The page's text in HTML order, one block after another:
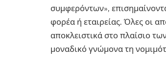
συμφερόντων»,
φορέα ή εταιρείας. Όλες οι
αποκλειστικά στο πλαίσιο
μοναδικό γνώμονα τη